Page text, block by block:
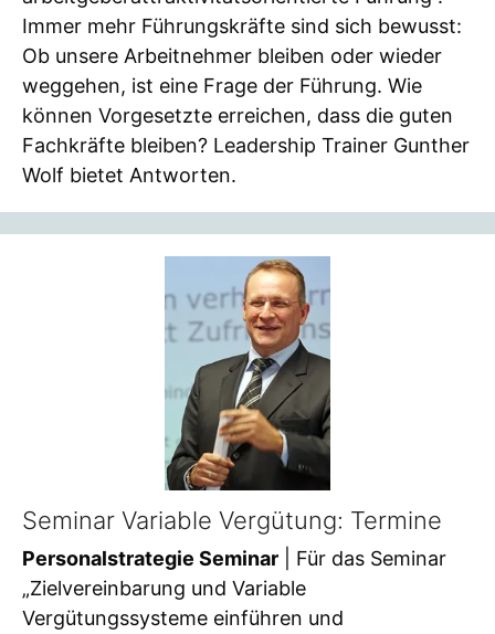
Immer mehr Führungskräfte sind sich bewusst:
Ob unsere Arbeitnehmer bleiben oder wieder
weggehen, ist eine Frage der Führung. Wie
können Vorgesetzte erreichen, dass die guten
Fachkräfte bleiben? Leadership Trainer Gunther
Wolf bietet Antworten.
Seminar Variable Vergütung: Termine
Personalstrategie Seminar | Für das Seminar
„Zielvereinbarung und Variable
Vergütungssysteme einführen und